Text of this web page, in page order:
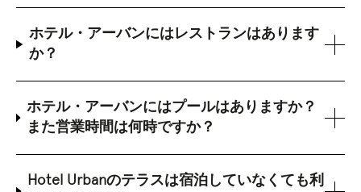
ホテル・アーバンにはレストランはあります
か？
ホテル・アーバンにはプールはありますか？
また営業時間は何時ですか？
Hotel Urbanのテラスは宿泊していなくても利